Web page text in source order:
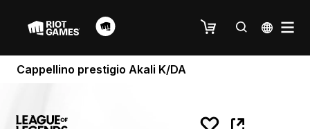
Cappellino prestigio Akali K/DA